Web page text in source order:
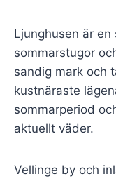
Ljunghusen är
sommarstugor
sandig mark och
kustnäraste
sommarperiod
aktuellt väder.
Vellinge by och